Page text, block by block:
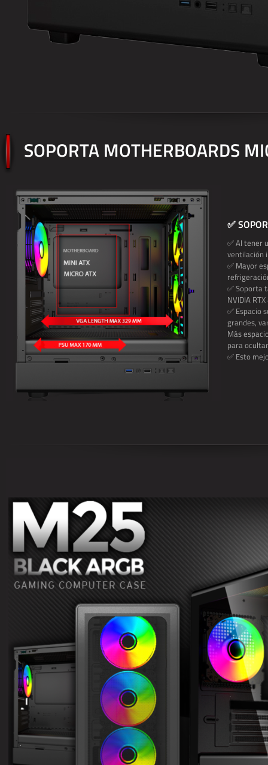
SOPORTA MOTHERBOARDS
✅
✅ Al tener
ventilación
✅ Mayor
✅ Soporta
NVIDIA
✅ Espacio
grandes,
Más
para
✅ Esto